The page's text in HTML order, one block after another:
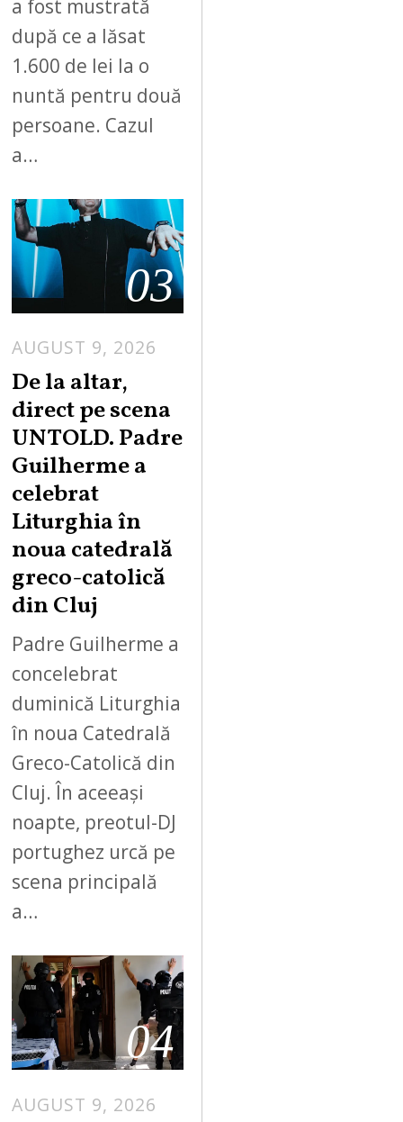
a fost mustrată
după ce a lăsat
1.600 de lei la o
nuntă pentru două
persoane. Cazul
a…
03
AUGUST 9, 2026
De la altar,
direct pe scena
UNTOLD. Padre
Guilherme a
celebrat
Liturghia în
noua catedrală
greco-catolică
din Cluj
Padre Guilherme a
concelebrat
duminică Liturghia
în noua Catedrală
Greco-Catolică din
Cluj. În aceeași
noapte, preotul-DJ
portughez urcă pe
scena principală
a…
04
AUGUST 9, 2026